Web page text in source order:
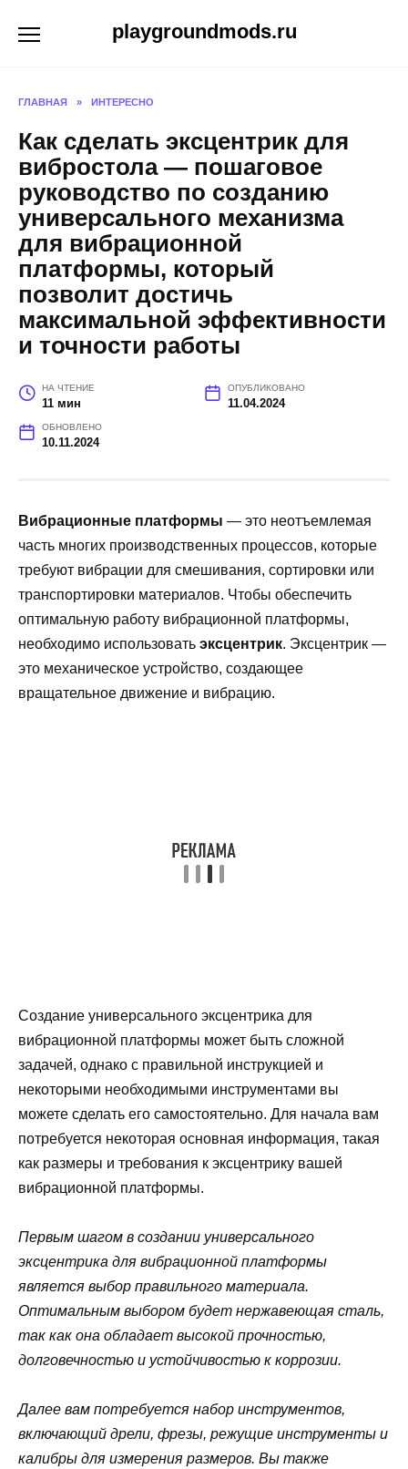
playgroundmods.ru
ГЛАВНАЯ » ИНТЕРЕСНО
Как сделать эксцентрик для
вибростола — пошаговое
руководство по созданию
универсального механизма
для вибрационной
платформы, который
позволит достичь
максимальной эффективности
и точности работы
НА ЧТЕНИЕ
11 мин
ОПУБЛИКОВАНО
11.04.2024
ОБНОВЛЕНО
10.11.2024
Вибрационные платформы — это неотъемлемая
часть многих производственных процессов, которые
требуют вибрации для смешивания, сортировки или
транспортировки материалов. Чтобы обеспечить
оптимальную работу вибрационной платформы,
необходимо использовать эксцентрик. Эксцентрик —
это механическое устройство, создающее
вращательное движение и вибрацию.
Создание универсального эксцентрика для
вибрационной платформы может быть сложной
задачей, однако с правильной инструкцией и
некоторыми необходимыми инструментами вы
можете сделать его самостоятельно. Для начала вам
потребуется некоторая основная информация, такая
как размеры и требования к эксцентрику вашей
вибрационной платформы.
Первым шагом в создании универсального
эксцентрика для вибрационной платформы
является выбор правильного материала.
Оптимальным выбором будет нержавеющая сталь,
так как она обладает высокой прочностью,
долговечностью и устойчивостью к коррозии.
Далее вам потребуется набор инструментов,
включающий дрели, фрезы, режущие инструменты и
калибры для измерения размеров. Вы также